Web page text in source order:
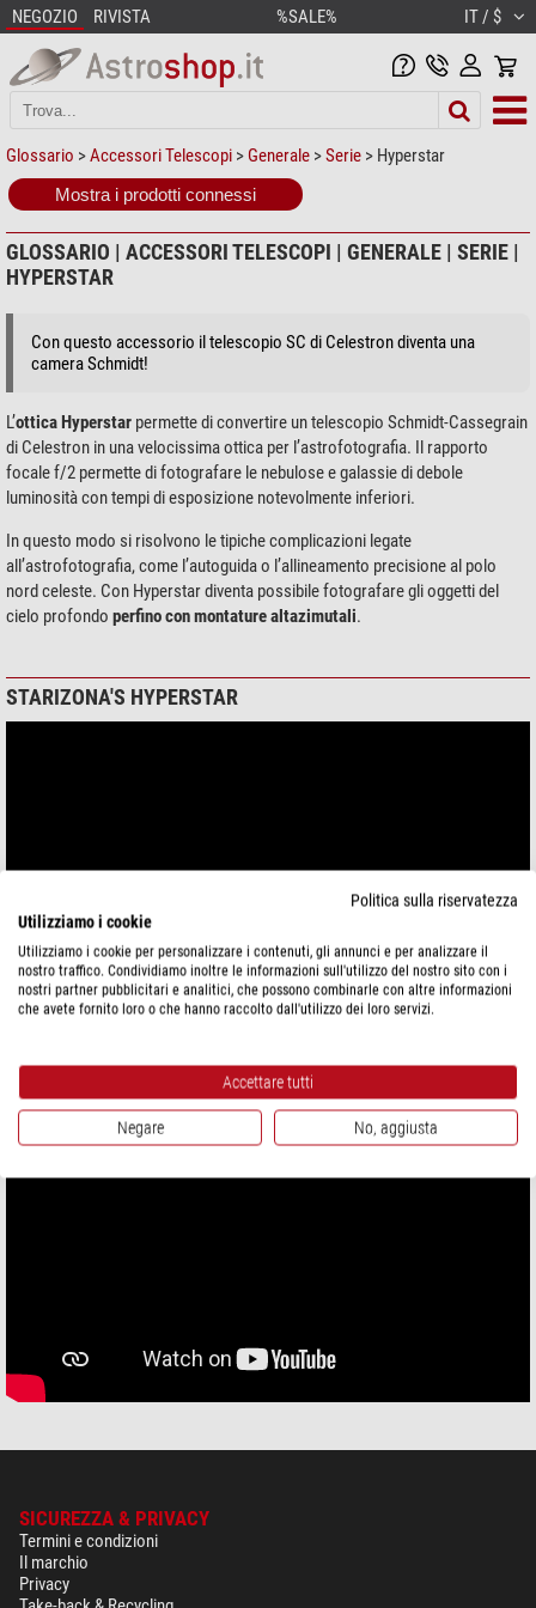
NEGOZIO RIVISTA %SALE% IT / $
Glossario >Accessori Telescopi > Generale >Serie > Hyperstar
Mostra i prodotti connessi
GLOSSARIO | ACCESSORI TELESCOPI | GENERALE | SERIE |
HYPERSTAR
Con questo accessorio il telescopio SC di Celestron diventa una
camera Schmidt!
L’ottica Hyperstar permette di convertire un telescopio Schmidt-Cassegrain
di Celestron in una velocissima ottica per l’astrofotografia. Il rapporto
focale f/2 permette di fotografare le nebulose e galassie di debole
luminosità con tempi di esposizione notevolmente inferiori.
In questo modo si risolvono le tipiche complicazioni legate
all’astrofotografia, come l’autoguida o l’allineamento precisione al polo
nord celeste. Con Hyperstar diventa possibile fotografare gli oggetti del
cielo profondo perfino con montature altazimutali.
STARIZONA'S HYPERSTAR
HYPERSTAR NIGHTTIME DEMO
SICUREZZA & PRIVACY
Termini e condizioni
Il marchio
Privacy
Politica sulla riservatezza
Utilizziamo i cookie
Utilizziamo i cookie per personalizzare i contenuti, gli annunci e per analizzare il
nostro traffico. Condividiamo inoltre le informazioni sull'utilizzo del nostro sito con i
nostri partner pubblicitari e analitici, che possono combinarle con altre informazioni
che avete fornito loro o che hanno raccolto dall'utilizzo dei loro servizi.
Accettare tutti
Negare No, aggiusta